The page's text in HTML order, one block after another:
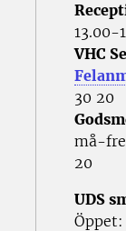
13.00-
VHC
30 20
må-fre
20
UDS